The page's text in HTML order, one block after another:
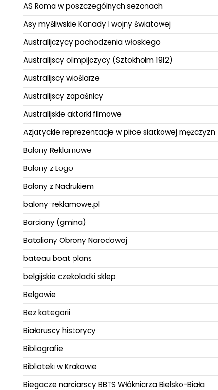
AS Roma w poszczególnych sezonach
Asy myśliwskie Kanady I wojny światowej
Australijczycy pochodzenia włoskiego
Australijscy olimpijczycy (Sztokholm 1912)
Australijscy wioślarze
Australijscy zapaśnicy
Australijskie aktorki filmowe
Azjatyckie reprezentacje w piłce siatkowej mężczyzn
Balony Reklamowe
Balony z Logo
Balony z Nadrukiem
balony-reklamowe.pl
Barciany (gmina)
Bataliony Obrony Narodowej
bateau boat plans
belgijskie czekoladki sklep
Belgowie
Bez kategorii
Białoruscy historycy
Bibliografie
Biblioteki w Krakowie
Biegacze narciarscy BBTS Włókniarza Bielsko-Biała